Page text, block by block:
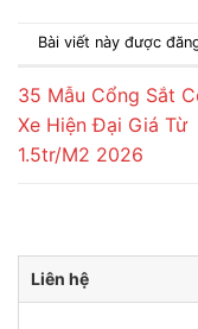
Bài viết này được
35 Mẫu Cổng Sắt
Xe Hiện Đại Giá Từ
1.5tr/M2 2026
Liên hệ